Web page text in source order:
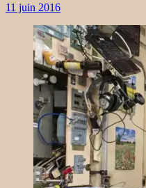
11 juin 2016